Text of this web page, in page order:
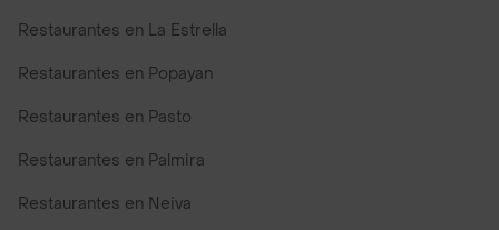
Restaurantes en La Estrella
Restaurantes en Popayan
Restaurantes en Pasto
Restaurantes en Palmira
Restaurantes en Neiva